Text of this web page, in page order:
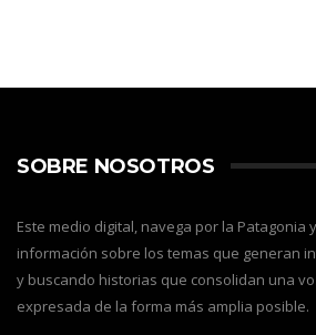
SOBRE NOSOTROS
Este medio digital, navega por la Patagonia
información sobre los temas que generan
y buscando historias que consolidan una
expresada de la forma más amplia posible.